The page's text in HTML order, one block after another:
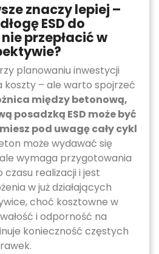
znaczy lepiej –
ESD do
przepłacić w
planowaniu inwestycji
koszty – ale warto spojrzeć
między betonową,
posadzką ESD może być
pod uwagę cały cykl
może wydawać się
wymaga przygotowania
czasu realizacji i jest
w już działających
choć kosztowne w
i odporność na
konieczność częstych